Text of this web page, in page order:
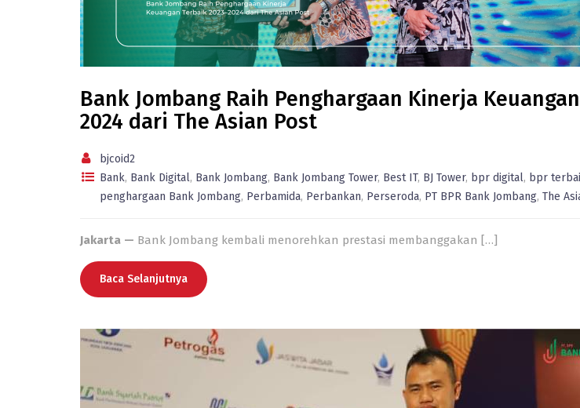
Bank Jombang Raih Penghargaan Kinerja
2024 dari The Asian Post
bjcoid2
Bank, Bank Digital, Bank Jombang, Bank Jombang Tower, Best IT, BJ Tower, bpr digital, bpr
penghargaan Bank Jombang, Perbamida, Perbankan, Perseroda, PT BPR Bank Jombang, The
Jakarta — Bank Jombang kembali menorehkan prestasi membanggakan […]
Baca Selanjutnya